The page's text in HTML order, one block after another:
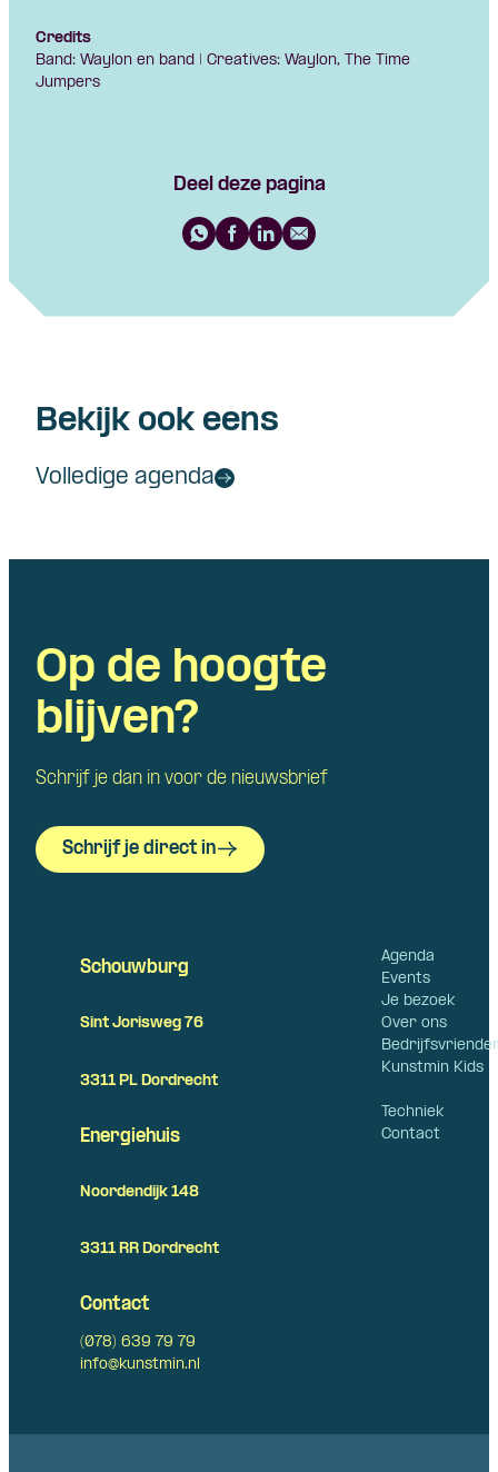
Credits
Band: Waylon en band | Creatives: Waylon, The Time
Jumpers
Deel deze pagina
Bekijk ook eens
Volledige agenda
Op de hoogte
blijven?
Schrijf je dan in voor de nieuwsbrief
Schrijf je direct in
Agenda
Events
Je bezoek
Over ons
Kunstmin Kids
Techniek
Contact
Schouwburg
Sint Jorisweg 76
3311 PL Dordrecht
Energiehuis
Noordendijk 148
3311 RR Dordrecht
Contact
(078) 639 79 79
info@kunstmin.nl